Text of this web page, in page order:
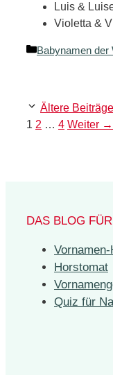
Luis &
Violetta &
Kategorien
Babynamen der
Ältere Beiträge
Seite
1 Seite
2 … Seite
4 Weiter →
DAS BLOG
Horstomat
Quiz für